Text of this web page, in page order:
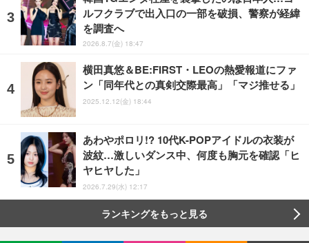
ルフクラブで出入口の一部を破損、警察が経緯
を調査へ
2026.8.7(金) 18:47
横田真悠＆BE:FIRST・LEOの熱愛報道にファ
ン「同年代との真剣交際最高」「マジ推せる」
2025.12.12(金) 18:44
あわやポロリ!? 10代K-POPアイドルの衣装が
波紋…激しいダンス中、何度も胸元を確認「ヒ
ヤヒヤした」
2026.7.29(水) 12:17
ランキングをもっと見る